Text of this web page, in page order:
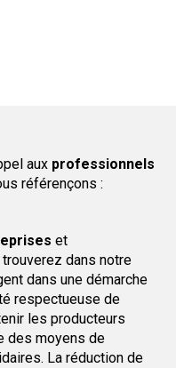
aux professionnels
référençons :
et
dans notre
dans une démarche
respectueuse de
les producteurs
des moyens de
La réduction de